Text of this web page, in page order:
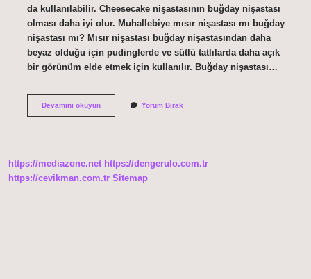
da kullanılabilir. Cheesecake nişastasının buğday nişastası
olması daha iyi olur. Muhallebiye mısır nişastası mı buğday
nişastası mı? Mısır nişastası buğday nişastasından daha
beyaz olduğu için pudinglerde ve sütlü tatlılarda daha açık
bir görünüm elde etmek için kullanılır. Buğday nişastası…
Devamını okuyunEn
Yorum Bırak
https://mediazone.net https://dengerulo.com.tr
https://cevikman.com.tr Sitemap